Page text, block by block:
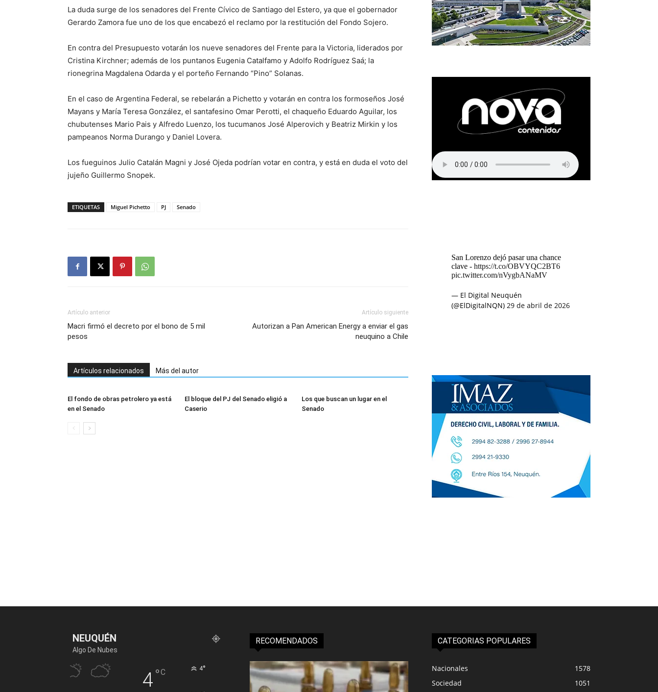
La duda surge de los senadores del Frente Cívico de Santiago del Estero, ya que el gobernador
Gerardo Zamora fue uno de los que encabezó el reclamo por la restitución del Fondo Sojero.
En contra del Presupuesto votarán los nueve senadores del Frente para la Victoria, liderados por
Cristina Kirchner; además de los puntanos Eugenia Catalfamo y Adolfo Rodríguez Saá; la
rionegrina Magdalena Odarda y el porteño Fernando “Pino” Solanas.
En el caso de Argentina Federal, se rebelarán a Pichetto y votarán en contra los formoseños José
Mayans y María Teresa González, el santafesino Omar Perotti, el chaqueño Eduardo Aguilar, los
chubutenses Mario Pais y Alfredo Luenzo, los tucumanos José Alperovich y Beatriz Mirkin y los
pampeanos Norma Durango y Daniel Lovera.
Los fueguinos Julio Catalán Magni y José Ojeda podrían votar en contra, y está en duda el voto del
jujeño Guillermo Snopek.
ETIQUETAS Miguel Pichetto PJ Senado
Artículo anterior
Macri firmó el decreto por el bono de 5 mil
pesos
Artículo siguiente
Autorizan a Pan American Energy a enviar el gas
neuquino a Chile
Artículos relacionados Más del autor
El fondo de obras petrolero ya está
en el Senado
El bloque del PJ del Senado eligió a
Caserio
Los que buscan un lugar en el
Senado
San Lorenzo dejó pasar una chance
clave - https://t.co/OBVYQC2BT6
pic.twitter.com/nVygbANaMV
— El Digital Neuquén
(@ElDigitalNQN) 29 de abril de 2026
NEUQUÉN
Algo De Nubes
4°C 4°
RECOMENDADOS CATEGORIAS POPULARES
Nacionales
1578
Sociedad
1051